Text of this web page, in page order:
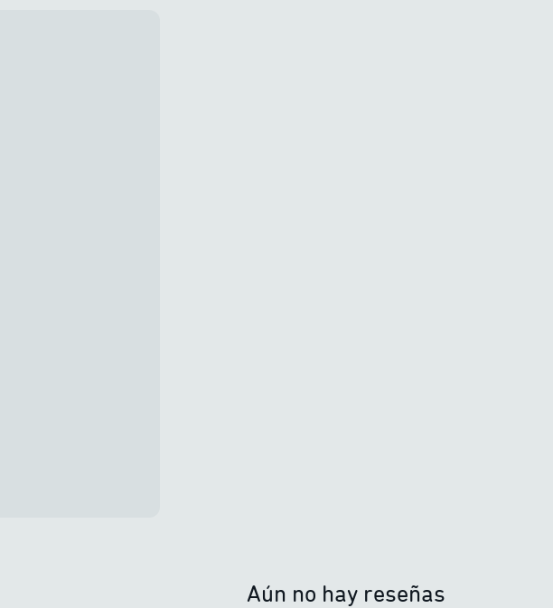
Aún no hay reseñas